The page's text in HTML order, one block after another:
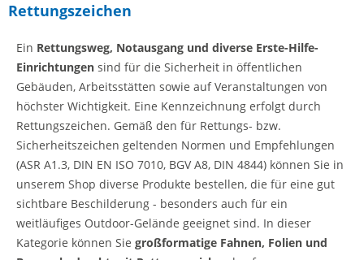
Rettungszeichen
Ein Rettungsweg, Notausgang und diverse Erste-Hilfe-
Einrichtungen sind für die Sicherheit in öffentlichen
Gebäuden, Arbeitsstätten sowie auf Veranstaltungen von
höchster Wichtigkeit. Eine Kennzeichnung erfolgt durch
Rettungszeichen. Gemäß den für Rettungs- bzw.
Sicherheitszeichen geltenden Normen und Empfehlungen
(ASR A1.3, DIN EN ISO 7010, BGV A8, DIN 4844) können Sie in
unserem Shop diverse Produkte bestellen, die für eine gut
sichtbare Beschilderung - besonders auch für ein
weitläufiges Outdoor-Gelände geeignet sind. In dieser
Kategorie können Sie großformatige Fahnen, Folien und